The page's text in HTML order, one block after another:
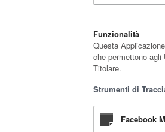
Funzionalità
Questa
che permettono
Titolare.
Strumenti di
Facebook